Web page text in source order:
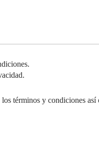
términos y condiciones